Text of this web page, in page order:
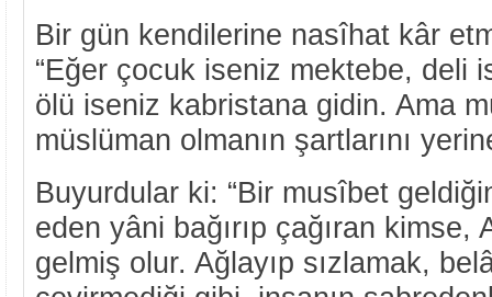
Bir gün kendilerine nasîhat kâr
“Eğer çocuk iseniz mektebe, deli
ölü iseniz kabristana gidin. Ama
müslüman olmanın şartlarını
Buyurdular ki: “Bir musîbet
eden yâni bağırıp çağıran kimse,
gelmiş olur. Ağlayıp sızlamak,